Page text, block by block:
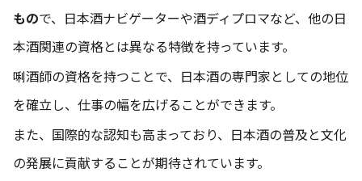
もので、日本酒ナビゲーターや酒ディプロマなど、他の日
本酒関連の資格とは異なる特徴を持っています。
唎酒師の資格を持つことで、日本酒の専門家としての地位
を確立し、仕事の幅を広げることができます。
また、国際的な認知も高まっており、日本酒の普及と文化
の発展に貢献することが期待されています。